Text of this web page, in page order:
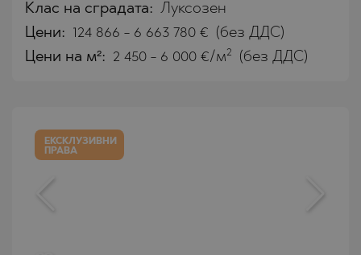
Клас на сградата: Луксозен
Цени: 124 866 - 6 663 780 € (без ДДС)
Цени на м²: 2 450 - 6 000 €/м2 (без ДДС)
ЕКСКЛУЗИВНИ
ПРАВА